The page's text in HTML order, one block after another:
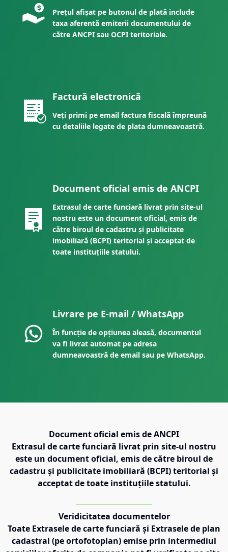
Prețul afișat pe butonul de plată include
taxa aferentă emiterii documentului de
către ANCPI sau OCPI teritoriale.
Factură electronică
Veți primi pe email factura fiscală împreună
cu detaliile legate de plata dumneavoastră.
Document oficial emis de ANCPI
Extrasul de carte funciară livrat prin site-ul
nostru este un document oficial, emis de
către biroul de cadastru și publicitate
imobiliară (BCPI) teritorial și acceptat de
toate instituțiile statului.
Livrare pe E-mail / WhatsApp
În funcție de opțiunea aleasă, documentul
va fi livrat automat pe adresa
dumneavoastră de email sau pe WhatsApp.
Document oficial emis de ANCPI
Extrasul de carte funciară livrat prin site-ul nostru
este un document oficial, emis de către biroul de
cadastru și publicitate imobiliară (BCPI) teritorial și
acceptat de toate instituțiile statului.
Veridicitatea documentelor
Toate Extrasele de carte funciară și Extrasele de plan
cadastral (pe ortofotoplan) emise prin intermediul